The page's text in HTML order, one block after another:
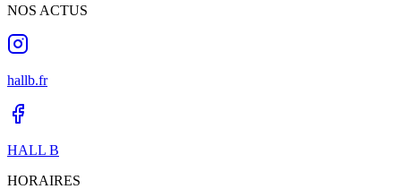
NOS ACTUS
hallb.fr
HALL B
HORAIRES